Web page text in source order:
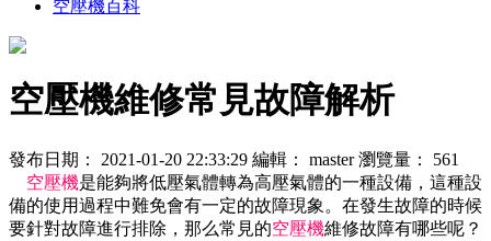
空壓機百科
空壓機維修常見故障解析
發布日期： 2021-01-20 22:33:29 編輯： master 瀏覽量：
561
空壓機是能夠將低壓氣體轉為高壓氣體的一種設備，這種設
備的使用過程中難免會有一定的故障現象。在發生故障的時候
要針對故障進行排除，那么常見的空壓機維修故障有哪些呢？